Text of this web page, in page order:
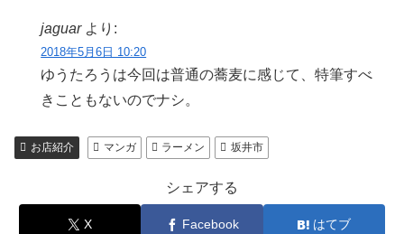
jaguar より:
2018年5月6日 10:20
ゆうたろうは今回は普通の蕎麦に感じて、特筆すべ
きこともないのでナシ。
お店紹介 マンガ ラーメン 坂井市
シェアする
X Facebook はてブ